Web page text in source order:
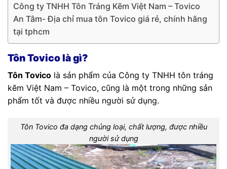
Công ty TNHH Tôn Tráng Kẽm Việt Nam – Tovico
An Tâm- Địa chỉ mua tôn Tovico giá rẻ, chính hãng
tại tphcm
Tôn Tovico là gì?
Tôn Tovico là sản phẩm của Công ty TNHH tôn tráng
kẽm Việt Nam – Tovico, cũng là một trong những sản
phẩm tốt và được nhiều người sử dụng.
Tôn Tovico đa dạng chủng loại, chất lượng, được nhiều
người sử dụng